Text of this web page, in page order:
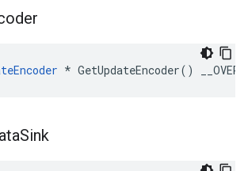
* GetUpdateEncoder()
Sink